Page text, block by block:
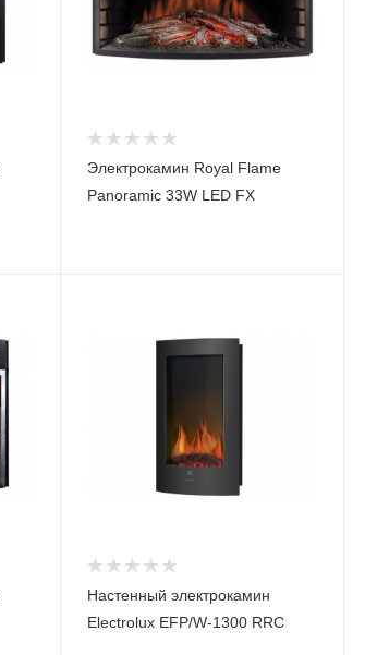
Электрокамин Royal Flame
Panoramic 33W LED FX
Настенный электрокамин
Electrolux EFP/W-1300 RRC